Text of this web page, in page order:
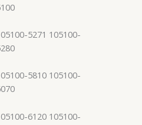
5271 105100-
5810 105100-
6120 105100-